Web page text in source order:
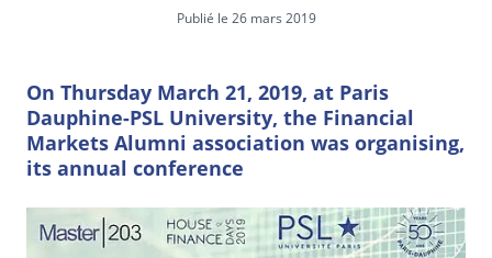
Publié le 26 mars 2019
On Thursday March 21, 2019, at Paris
Dauphine-PSL University, the Financial
Markets Alumni association was organising,
its annual conference